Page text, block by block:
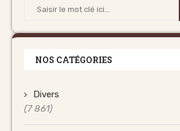
NOS CATÉGORIES
Divers
(7 861)